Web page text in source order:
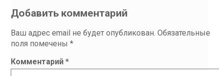
Добавить комментарий
Ваш адрес email не будет опубликован. Обязательные
поля помечены*
Комментарий*